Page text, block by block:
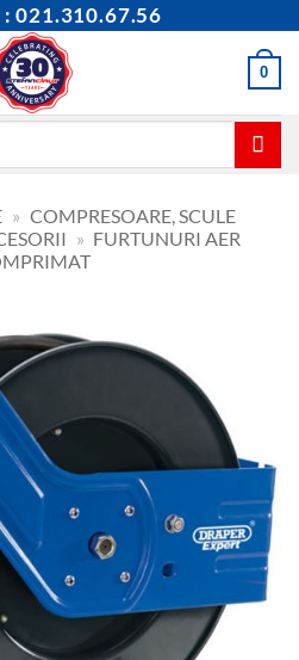
: 021.310.67.56
0
» COMPRESOARE, SCULE
» FURTUNURI AER